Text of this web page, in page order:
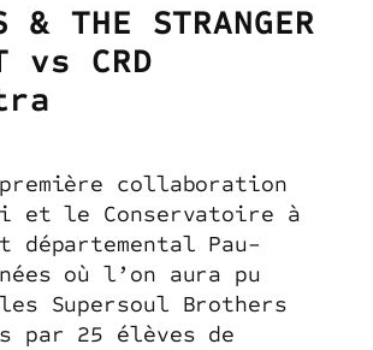
& THE STRANGER
vs CRD
collaboration
et le Conservatoire à
départemental Pau-
où l’on aura pu
Supersoul Brothers
par 25 élèves de